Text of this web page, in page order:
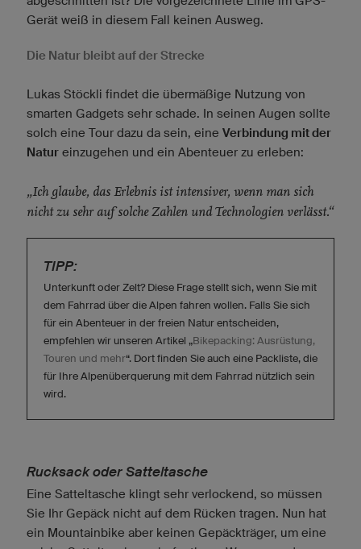
Gerät weiß in diesem Fall keinen Ausweg.
Die Natur bleibt auf der Strecke
Lukas Stöckli findet die übermäßige Nutzung von
smarten Gadgets sehr schade. In seinen Augen sollte
solch eine Tour dazu da sein, eine Verbindung mit der
Natur einzugehen und ein Abenteuer zu erleben:
„Ich glaube, das Erlebnis ist intensiver, wenn man sich
nicht zu sehr auf solche Zahlen und Technologien verlässt.“
TIPP:
Unterkunft oder Zelt? Diese Frage stellt sich, wenn Sie mit
dem Fahrrad über die Alpen fahren wollen. Falls Sie sich
für ein Abenteuer in der freien Natur entscheiden,
empfehlen wir unseren Artikel „Bikepacking: Ausrüstung,
Touren und mehr“. Dort finden Sie auch eine Packliste, die
für Ihre Alpenüberquerung mit dem Fahrrad nützlich sein
wird.
Rucksack oder Satteltasche
Eine Satteltasche klingt sehr verlockend, so müssen
Sie Ihr Gepäck nicht auf dem Rücken tragen. Nun hat
ein Mountainbike aber keinen Gepäckträger, um eine